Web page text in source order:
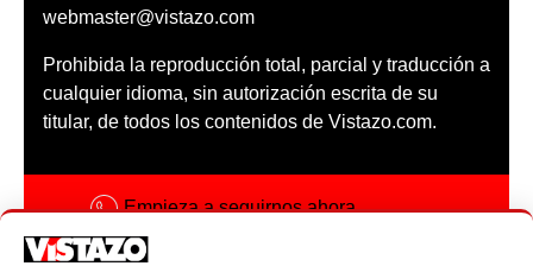
webmaster@vistazo.com
Prohibida la reproducción total, parcial y traducción a
cualquier idioma, sin autorización escrita de su
titular, de todos los contenidos de Vistazo.com.
Empieza a seguirnos ahora